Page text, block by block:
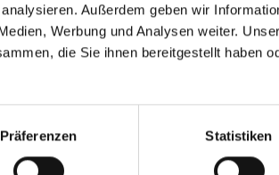
Außerdem geben wir
Werbung und Analysen weiter.
die Sie ihnen bereitgestellt haben
Präferenzen Statistiken
Stk. "